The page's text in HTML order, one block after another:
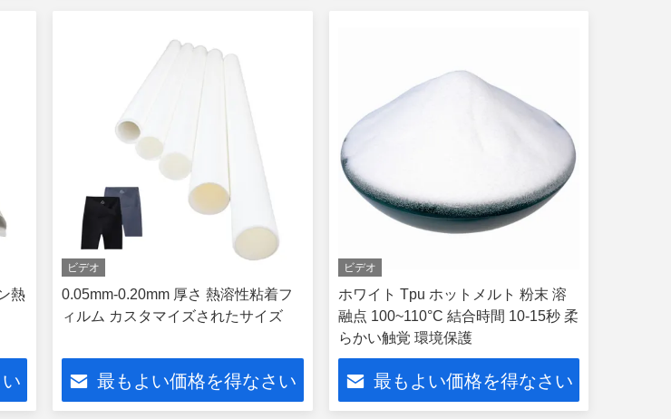
熱
ビデオ
0.05mm-0.20mm 厚さ 熱溶性粘着フ
ィルム カスタマイズされたサイズ
最もよい価格を得なさい
ビデオ
ホワイト Tpu ホットメルト 粉末 溶
融点 100~110°C 結合時間 10-15秒 柔
らかい触覚 環境保護
最もよい価格を得なさい